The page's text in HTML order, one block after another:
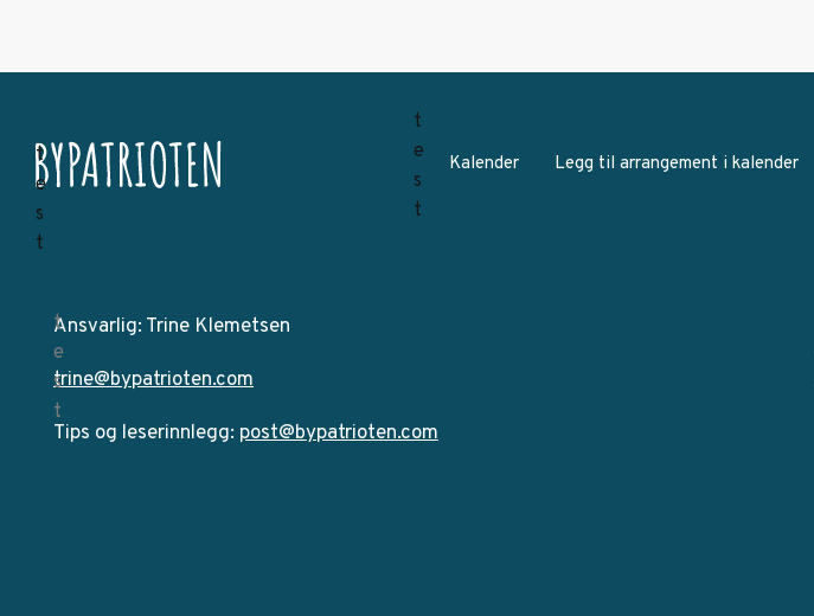
Kalender Legg til arrangement i kalender
Ansvarlig: Trine Klemetsen
trine@bypatrioten.com
Tips og leserinnlegg: post@bypatrioten.com